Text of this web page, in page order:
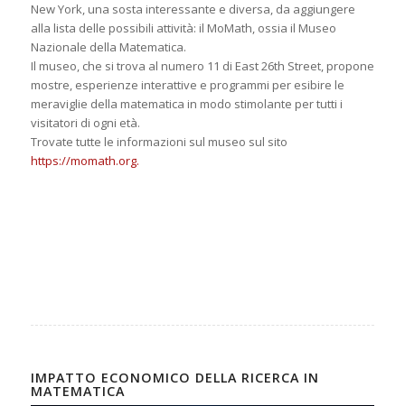
New York, una sosta interessante e diversa, da aggiungere
alla lista delle possibili attività: il MoMath, ossia il Museo
Nazionale della Matematica.
Il museo, che si trova al numero 11 di East 26th Street, propone
mostre, esperienze interattive e programmi per esibire le
meraviglie della matematica in modo stimolante per tutti i
visitatori di ogni età.
Trovate tutte le informazioni sul museo sul sito
https://momath.org.
IMPATTO ECONOMICO DELLA RICERCA IN
MATEMATICA